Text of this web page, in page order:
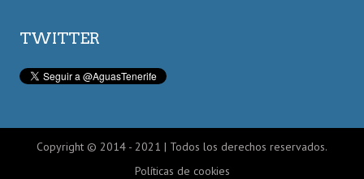
TWITTER
Copyright © 2014 - 2021 | Todos los derechos reservados.
Políticas de cookies